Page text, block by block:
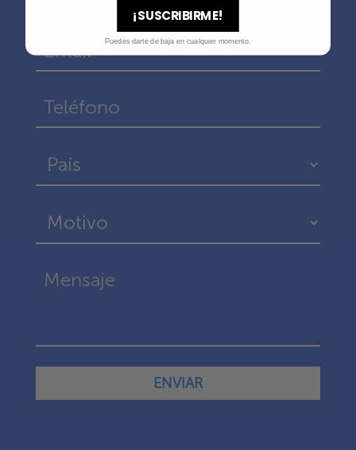
¡SUSCRIBIRME!
Puedes darte de baja en cualquier momento.